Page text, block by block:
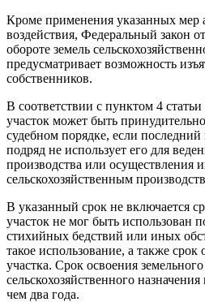
Кроме применения указанных мер
воздействия, Федеральный закон
обороте земель
предусматривает возможность
собственников.
В соответствии с пунктом 4
участок может быть
судебном порядке, если последний
подряд не использует его для
производства или осуществления
сельскохозяйственным
В указанный срок не включается
участок не мог быть использован
стихийных бедствий или иных
такое использование, а также срок
участка. Срок освоения
сельскохозяйственного
чем два года.